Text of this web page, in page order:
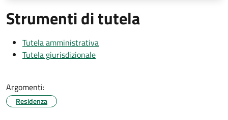
Strumenti di tutela
Tutela amministrativa
Tutela giurisdizionale
Argomenti:
Residenza